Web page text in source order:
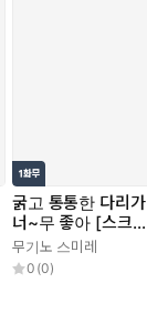
굵고 통통한 다리가
너~무 좋아 [스크
롤]
무기노 스미레
0 (0)